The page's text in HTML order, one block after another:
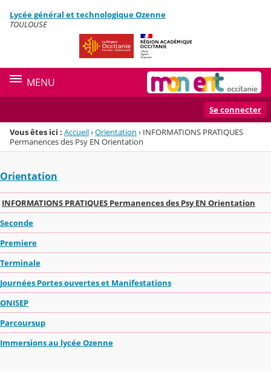
Menu de la rubrique
Contenu
Lycée général et technologique Ozenne
TOULOUSE
MENU
Se connecter
Vous êtes ici : Accueil›Orientation › INFORMATIONS PRATIQUES
Permanences des Psy EN Orientation
Orientation
INFORMATIONS PRATIQUES Permanences des Psy EN Orientation
Seconde
Premiere
Terminale
Journées Portes ouvertes et Manifestations
ONISEP
Parcoursup
Immersions au lycée Ozenne